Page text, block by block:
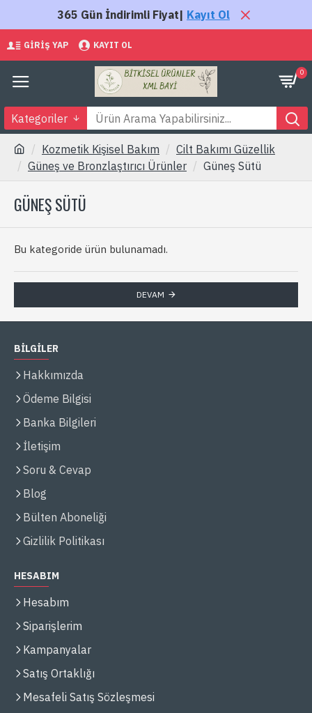
365 Gün İndirimli Fiyat| Kayıt Ol
GIRIŞ YAP KAYIT OL
0
Kategoriler
Kozmetik Kişisel Bakım
Cilt Bakımı Güzellik
Güneş ve Bronzlaştırıcı Ürünler
Güneş Sütü
GÜNEŞ SÜTÜ
Bu kategoride ürün bulunamadı.
DEVAM
BİLGİLER
Hakkımızda
Ödeme Bilgisi
Banka Bilgileri
İletişim
Soru & Cevap
Blog
Bülten Aboneliği
Gizlilik Politikası
HESABIM
Hesabım
Siparişlerim
Kampanyalar
Satış Ortaklığı
Mesafeli Satış Sözleşmesi